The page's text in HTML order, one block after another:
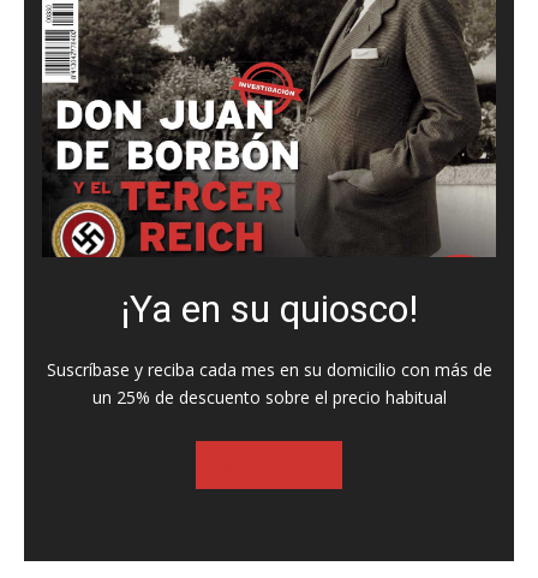
¡Ya en su quiosco!
Suscríbase y reciba cada mes en su domicilio con más de
un 25% de descuento sobre el precio habitual